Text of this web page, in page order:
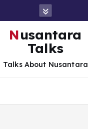
Nusantara
Talks
Talks About Nusantara